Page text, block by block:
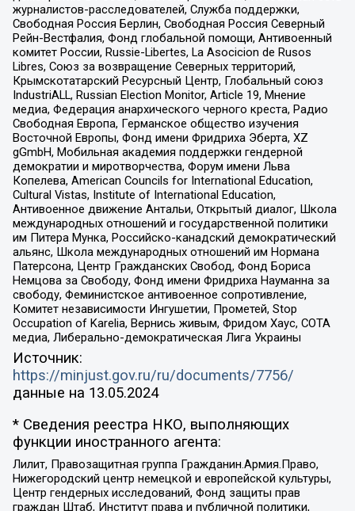
журналистов-расследователей, Служба поддержки,
Свободная Россия Берлин, Свободная Россия Северный
Рейн-Вестфалия, Фонд глобальной помощи, Антивоенный
комитет России, Russie-Libertes, La Asocicion de Rusos
Libres, Союз за возвращение Северных территорий,
Крымскотатарский Ресурсный Центр, Глобальный союз
IndustriALL, Russian Election Monitor, Article 19, Мнение
медиа, Федерация анархического черного креста, Радио
Свободная Европа, Германское общество изучения
Восточной Европы, Фонд имени Фридриха Эберта, XZ
gGmbH, Мобильная академия поддержки гендерной
демократии и миротворчества, Форум имени Льва
Копелева, American Councils for International Education,
Cultural Vistas, Institute of International Education,
Антивоенное движение Антальи, Открытый диалог, Школа
международных отношений и государственной политики
им Питера Мунка, Российско-канадский демократический
альянс, Школа международных отношений им Нормана
Патерсона, Центр Гражданских Свобод, Фонд Бориса
Немцова за Свободу, Фонд имени Фридриха Науманна за
свободу, Феминистское антивоенное сопротивление,
Комитет независимости Ингушетии, Прометей, Stop
Occupation of Karelia, Вернись живым, Фридом Хаус, СОТА
медиа, Либерально-демократическая Лига Украины
Источник:
https://minjust.gov.ru/ru/documents/7756/
данные на 13.05.2024
* Сведения реестра НКО, выполняющих
функции иностранного агента:
Лилит, Правозащитная группа Гражданин.Армия.Право,
Нижегородский центр немецкой и европейской культуры,
Центр гендерных исследований, Фонд защиты прав
граждан Штаб, Институт права и публичной политики,